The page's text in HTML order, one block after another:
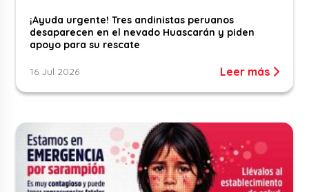
¡Ayuda urgente! Tres andinistas peruanos
desaparecen en el nevado Huascarán y piden
apoyo para su rescate
16 Jul 2026 Leer más